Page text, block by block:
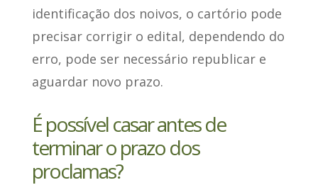
identificação dos noivos, o cartório pode
precisar corrigir o edital, dependendo do
erro, pode ser necessário republicar e
aguardar novo prazo.
É possível casar antes de
terminar o prazo dos
proclamas?